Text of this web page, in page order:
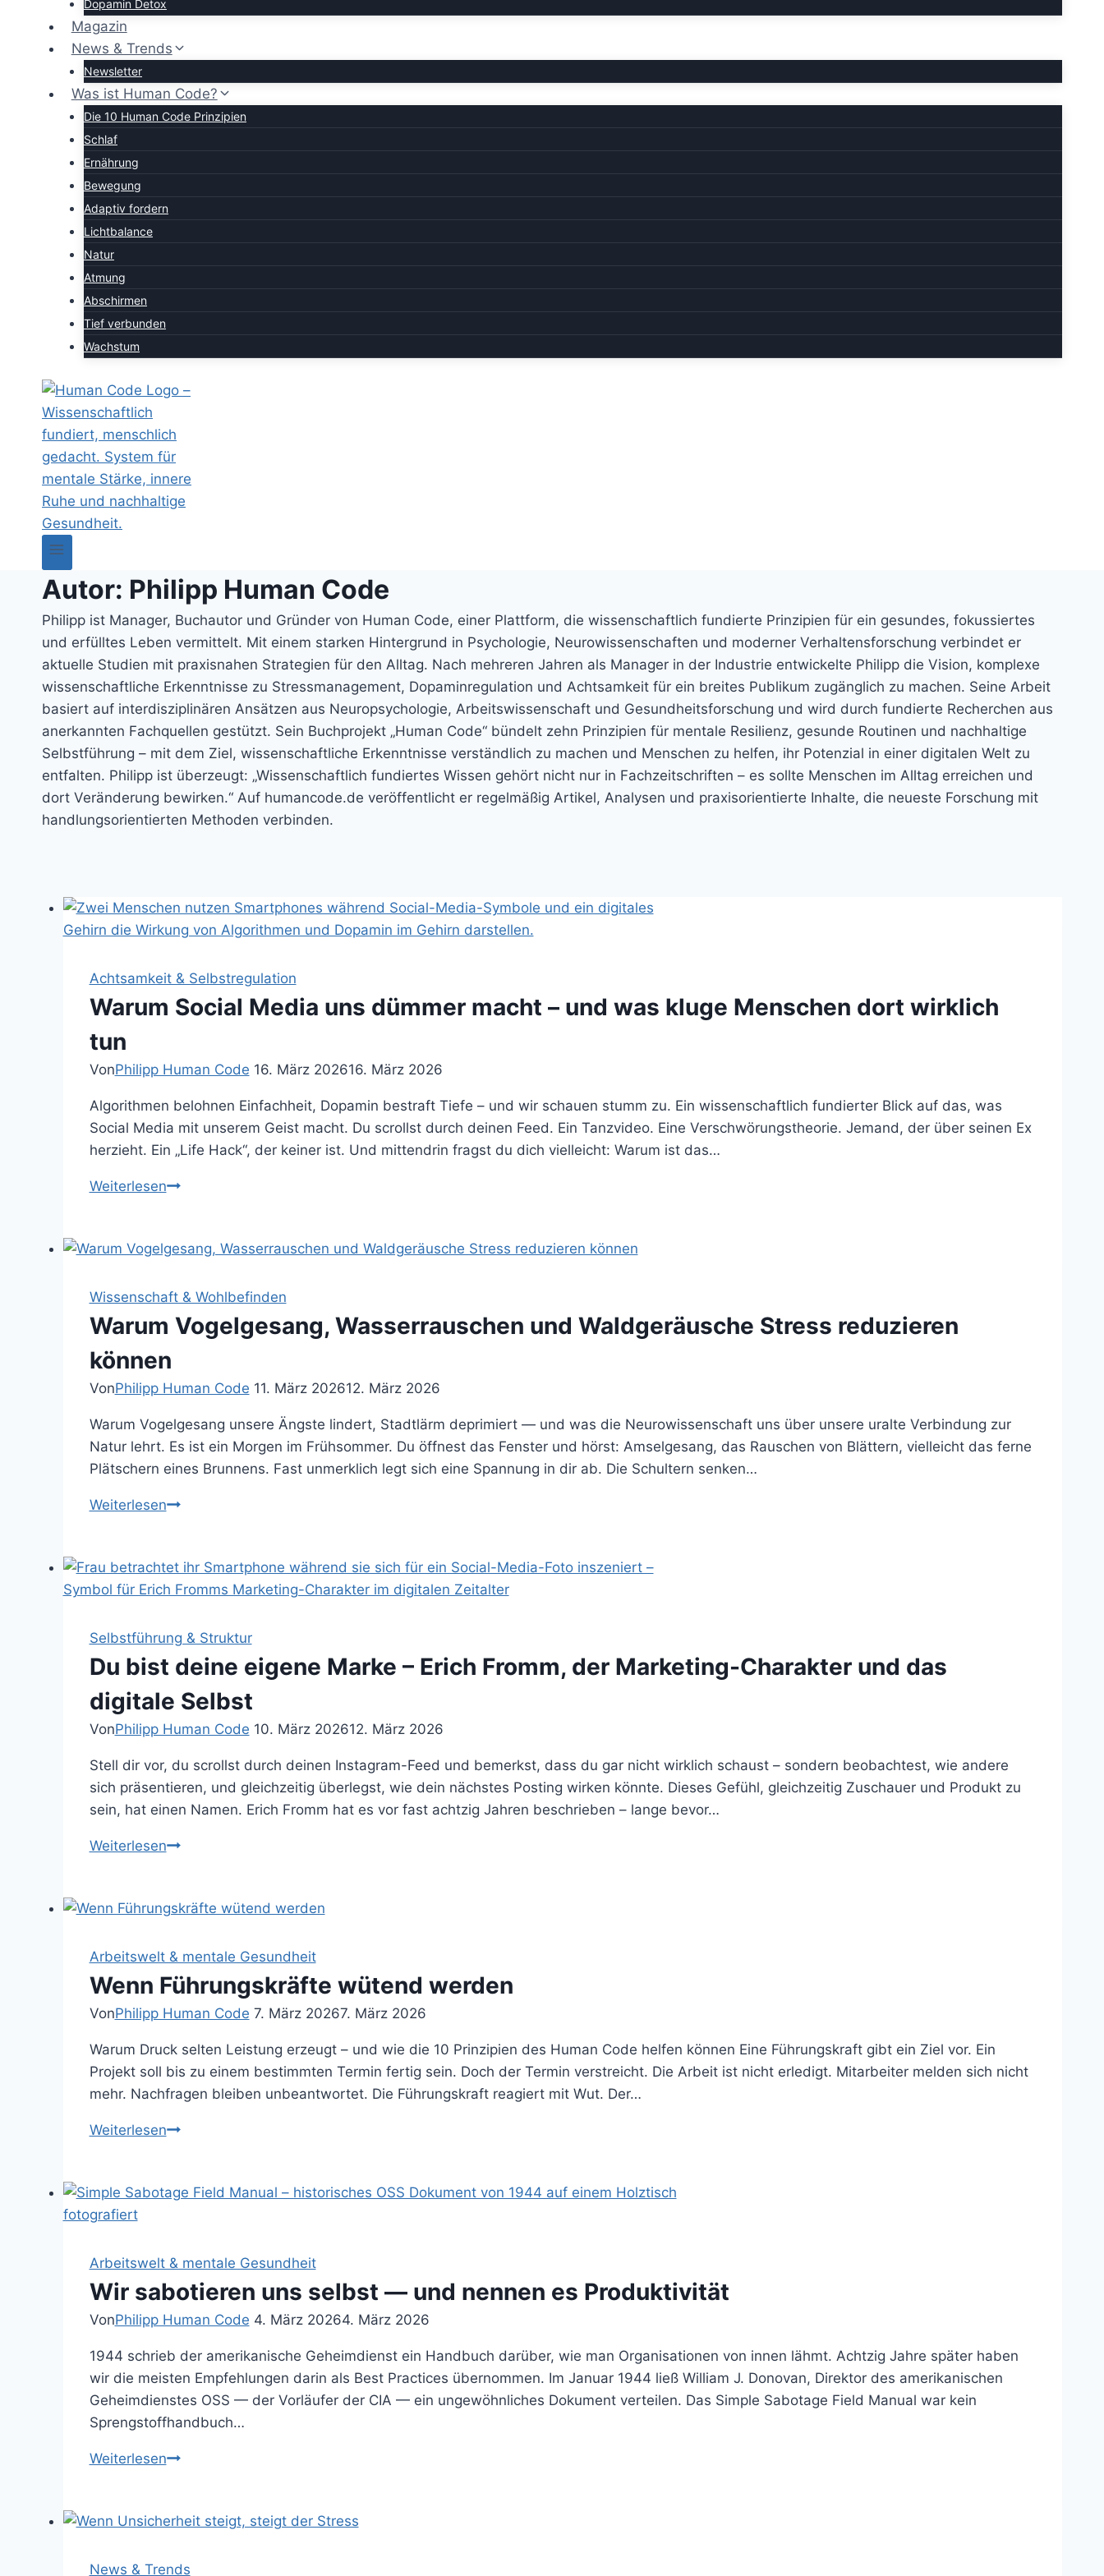
Dopamin Detox
Magazin
News & Trends
Newsletter
Was ist Human Code?
Die 10 Human Code Prinzipien
Schlaf
Ernährung
Bewegung
Adaptiv fordern
Lichtbalance
Natur
Atmung
Abschirmen
Tief verbunden
Wachstum
Autor: Philipp Human Code
Philipp ist Manager, Buchautor und Gründer von Human Code, einer Plattform, die wissenschaftlich fundierte Prinzipien für ein gesundes, fokussiertes
und erfülltes Leben vermittelt. Mit einem starken Hintergrund in Psychologie, Neurowissenschaften und moderner Verhaltensforschung verbindet er
aktuelle Studien mit praxisnahen Strategien für den Alltag. Nach mehreren Jahren als Manager in der Industrie entwickelte Philipp die Vision, komplexe
wissenschaftliche Erkenntnisse zu Stressmanagement, Dopaminregulation und Achtsamkeit für ein breites Publikum zugänglich zu machen. Seine Arbeit
basiert auf interdisziplinären Ansätzen aus Neuropsychologie, Arbeitswissenschaft und Gesundheitsforschung und wird durch fundierte Recherchen aus
anerkannten Fachquellen gestützt. Sein Buchprojekt „Human Code“ bündelt zehn Prinzipien für mentale Resilienz, gesunde Routinen und nachhaltige
Selbstführung – mit dem Ziel, wissenschaftliche Erkenntnisse verständlich zu machen und Menschen zu helfen, ihr Potenzial in einer digitalen Welt zu
entfalten. Philipp ist überzeugt: „Wissenschaftlich fundiertes Wissen gehört nicht nur in Fachzeitschriften – es sollte Menschen im Alltag erreichen und
dort Veränderung bewirken.“ Auf humancode.de veröffentlicht er regelmäßig Artikel, Analysen und praxisorientierte Inhalte, die neueste Forschung mit
handlungsorientierten Methoden verbinden.
Achtsamkeit & Selbstregulation
Warum Social Media uns dümmer macht – und was kluge Menschen dort wirklich
tun
VonPhilipp Human Code 16. März 202616. März 2026
Algorithmen belohnen Einfachheit, Dopamin bestraft Tiefe – und wir schauen stumm zu. Ein wissenschaftlich fundierter Blick auf das, was
Social Media mit unserem Geist macht. Du scrollst durch deinen Feed. Ein Tanzvideo. Eine Verschwörungstheorie. Jemand, der über seinen Ex
herzieht. Ein „Life Hack“, der keiner ist. Und mittendrin fragst du dich vielleicht: Warum ist das…
WeiterlesenWarum
uns
macht
–
was
kluge
dort
wirklich
tun
Wissenschaft & Wohlbefinden
Warum Vogelgesang, Wasserrauschen und Waldgeräusche Stress reduzieren
können
VonPhilipp Human Code 11. März 202612. März 2026
Warum Vogelgesang unsere Ängste lindert, Stadtlärm deprimiert — und was die Neurowissenschaft uns über unsere uralte Verbindung zur
Natur lehrt. Es ist ein Morgen im Frühsommer. Du öffnest das Fenster und hörst: Amselgesang, das Rauschen von Blättern, vielleicht das ferne
Plätschern eines Brunnens. Fast unmerklich legt sich eine Spannung in dir ab. Die Schultern senken…
WeiterlesenWarum
und
Waldgeräusche
reduzieren
können
Selbstführung & Struktur
Du bist deine eigene Marke – Erich Fromm, der Marketing-Charakter und das
digitale Selbst
VonPhilipp Human Code 10. März 202612. März 2026
Stell dir vor, du scrollst durch deinen Instagram-Feed und bemerkst, dass du gar nicht wirklich schaust – sondern beobachtest, wie andere
sich präsentieren, und gleichzeitig überlegst, wie dein nächstes Posting wirken könnte. Dieses Gefühl, gleichzeitig Zuschauer und Produkt zu
sein, hat einen Namen. Erich Fromm hat es vor fast achtzig Jahren beschrieben – lange bevor…
WeiterlesenDu
eigene
–
Erich
Fromm,
der
Marketing-
Charakter
und
digitale
Arbeitswelt & mentale Gesundheit
Wenn Führungs­kräfte wütend werden
VonPhilipp Human Code 7. März 20267. März 2026
Warum Druck selten Leistung erzeugt – und wie die 10 Prinzipien des Human Code helfen können Eine Führungskraft gibt ein Ziel vor. Ein
Projekt soll bis zu einem bestimmten Termin fertig sein. Doch der Termin verstreicht. Die Arbeit ist nicht erledigt. Mitarbeiter melden sich nicht
mehr. Nachfragen bleiben unbeantwortet. Die Führungskraft reagiert mit Wut. Der…
WeiterlesenWenn
Arbeitswelt & mentale Gesundheit
Wir sabotieren uns selbst — und nennen es Produktivität
VonPhilipp Human Code 4. März 20264. März 2026
1944 schrieb der amerikanische Geheimdienst ein Handbuch darüber, wie man Organisationen von innen lähmt. Achtzig Jahre später haben
wir die meisten Empfehlungen darin als Best Practices übernommen. Im Januar 1944 ließ William J. Donovan, Direktor des amerikanischen
Geheimdienstes OSS — der Vorläufer der CIA — ein ungewöhnliches Dokument verteilen. Das Simple Sabotage Field Manual war kein
Sprengstoffhandbuch…
WeiterlesenWir
und
es
News & Trends